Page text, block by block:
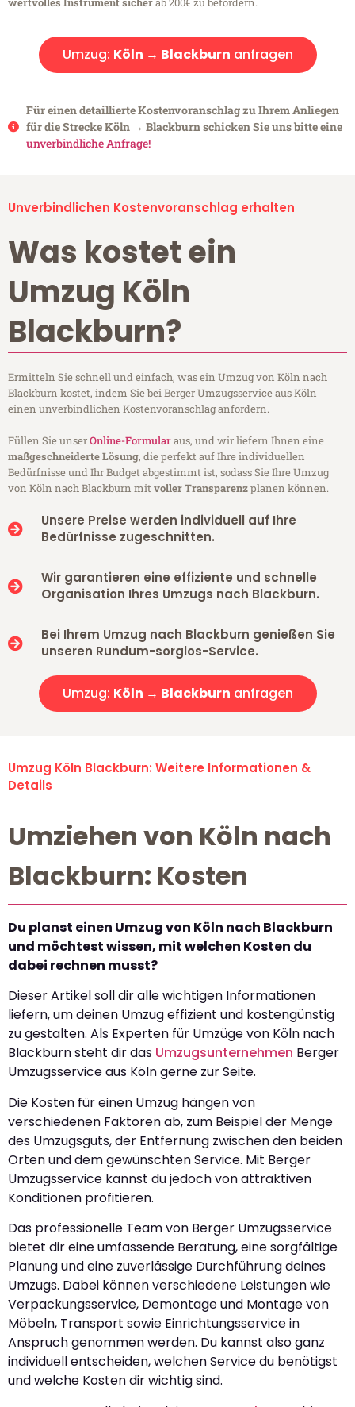
Umzug: Köln → Blackburn anfragen
Für einen detaillierte Kostenvoranschlag zu Ihrem Anliegen
für die Strecke Köln → Blackburn schicken Sie uns bitte eine
unverbindliche Anfrage!
Unverbindlichen Kostenvoranschlag erhalten
Was kostet ein
Umzug Köln
Blackburn?
Ermitteln Sie schnell und einfach, was ein Umzug von Köln nach
Blackburn kostet, indem Sie bei Berger Umzugsservice aus Köln
einen unverbindlichen Kostenvoranschlag anfordern.
Füllen Sie unserOnline-Formularaus, und wir liefern Ihnen eine
maßgeschneiderte Lösung, die perfekt auf Ihre individuellen
Bedürfnisse und Ihr Budget abgestimmt ist, sodass Sie Ihre Umzug
von Köln nach Blackburn mitvoller Transparenzplanen können.
Unsere Preise werden individuell auf Ihre
Bedürfnisse zugeschnitten.
Wir garantieren eine effiziente und schnelle
Organisation Ihres Umzugs nach Blackburn.
Bei Ihrem Umzug nach Blackburn genießen Sie
unseren Rundum-sorglos-Service.
Umzug: Köln → Blackburn anfragen
Umzug Köln Blackburn: Weitere Informationen &
Details
Umziehen von Köln nach
Blackburn: Kosten
Du planst einen Umzug von Köln nach Blackburn
und möchtest wissen, mit welchen Kosten du
dabei rechnen musst?
Dieser Artikel soll dir alle wichtigen Informationen
liefern, um deinen Umzug effizient und kostengünstig
zu gestalten. Als Experten für Umzüge von Köln nach
Blackburn steht dir das Umzugsunternehmen Berger
Umzugsservice aus Köln gerne zur Seite.
Die Kosten für einen Umzug hängen von
verschiedenen Faktoren ab, zum Beispiel der Menge
des Umzugsguts, der Entfernung zwischen den beiden
Orten und dem gewünschten Service. Mit Berger
Umzugsservice kannst du jedoch von attraktiven
Konditionen profitieren.
Das professionelle Team von Berger Umzugsservice
bietet dir eine umfassende Beratung, eine sorgfältige
Planung und eine zuverlässige Durchführung deines
Umzugs. Dabei können verschiedene Leistungen wie
Verpackungsservice, Demontage und Montage von
Möbeln, Transport sowie Einrichtungsservice in
Anspruch genommen werden. Du kannst also ganz
individuell entscheiden, welchen Service du benötigst
und welche Kosten dir wichtig sind.